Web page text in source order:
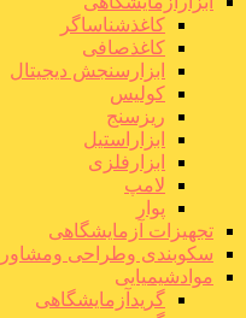
کاغذشناساگر
کاغذصافی
ابزارسنجش دیجیتال
کولیس
ریزسنج
ابزاراستیل
ابزارفلزی
لامپ
پوار
تجهیزات آزمایشگاهی
سکوبندی وطراحی
موادشیمیایی
گریدآزمایشگاهی